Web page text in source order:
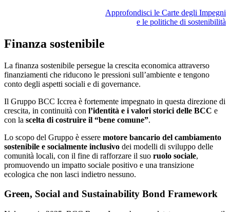
Approfondisci le Carte degli Impegni
e le politiche di sostenibilità
Finanza sostenibile
La finanza sostenibile persegue la crescita economica attraverso
finanziamenti che riducono le pressioni sull’ambiente e tengono
conto degli aspetti sociali e di governance.
Il Gruppo BCC Iccrea è fortemente impegnato in questa direzione di
crescita, in continuità con l’identità e i valori storici delle BCC e
con la scelta di costruire il “bene comune”.
Lo scopo del Gruppo è essere motore bancario del cambiamento
sostenibile e socialmente inclusivo dei modelli di sviluppo delle
comunità locali, con il fine di rafforzare il suo ruolo sociale,
promuovendo un impatto sociale positivo e una transizione
ecologica che non lasci indietro nessuno.
Green, Social and Sustainability Bond Framework